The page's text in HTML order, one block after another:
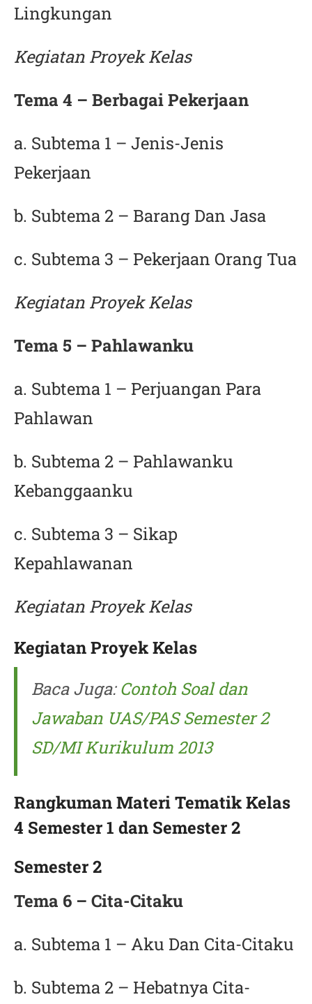
Lingkungan
Kegiatan Proyek Kelas
Tema 4 – Berbagai Pekerjaan
a. Subtema 1 – Jenis-Jenis
Pekerjaan
b. Subtema 2 – Barang Dan Jasa
c. Subtema 3 – Pekerjaan Orang Tua
Kegiatan Proyek Kelas
Tema 5 – Pahlawanku
a. Subtema 1 – Perjuangan Para
Pahlawan
b. Subtema 2 – Pahlawanku
Kebanggaanku
c. Subtema 3 – Sikap
Kepahlawanan
Kegiatan Proyek Kelas
Kegiatan Proyek Kelas
Baca Juga:Contoh Soal dan
Jawaban UAS/PAS Semester 2
SD/MI Kurikulum 2013
Rangkuman Materi Tematik Kelas
4 Semester 1 dan Semester 2
Semester 2
Tema 6 – Cita-Citaku
a. Subtema 1 – Aku Dan Cita-Citaku
b. Subtema 2 – Hebatnya Cita-